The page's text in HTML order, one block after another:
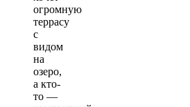
огромную
террасу
с
видом
на
озеро,
а кто-
то —